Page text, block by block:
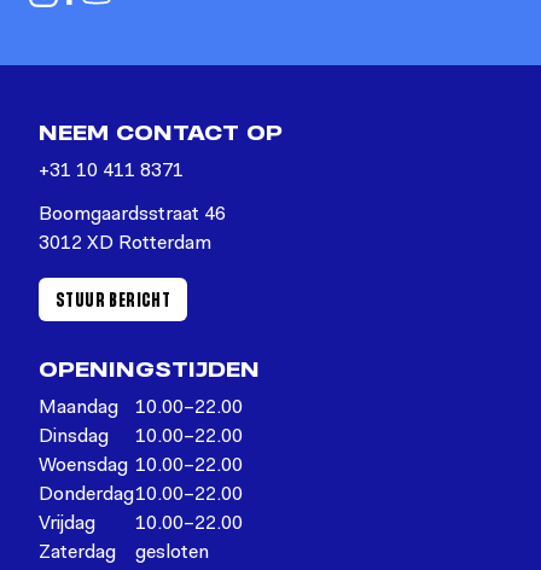
NEEM CONTACT OP
+31 10 411 8371
Boomgaardsstraat 46
3012 XD Rotterdam
STUUR BERICHT
OPENINGSTIJDEN
Maandag
10.00–22.00
Dinsdag
10.00–22.00
Woensdag 10.00–22.00
Donderdag10.00–22.00
Vrijdag
10.00–22.00
Zaterdag
gesloten